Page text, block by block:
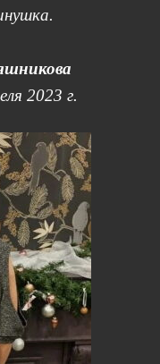
2023 г.